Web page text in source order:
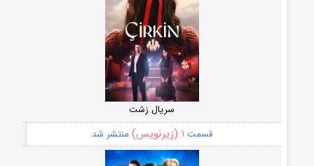
سریال زشت
قسمت ۱ (زیرنویس) منتشر شد